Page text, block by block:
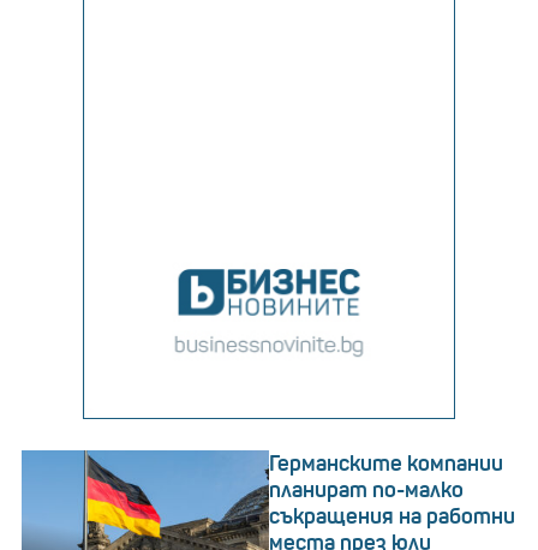
Германските компании
планират по-малко
съкращения на работни
места през юли